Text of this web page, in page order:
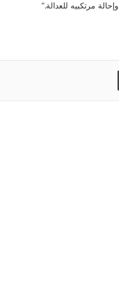
مرتكبيه للعدالة.”
طباعة